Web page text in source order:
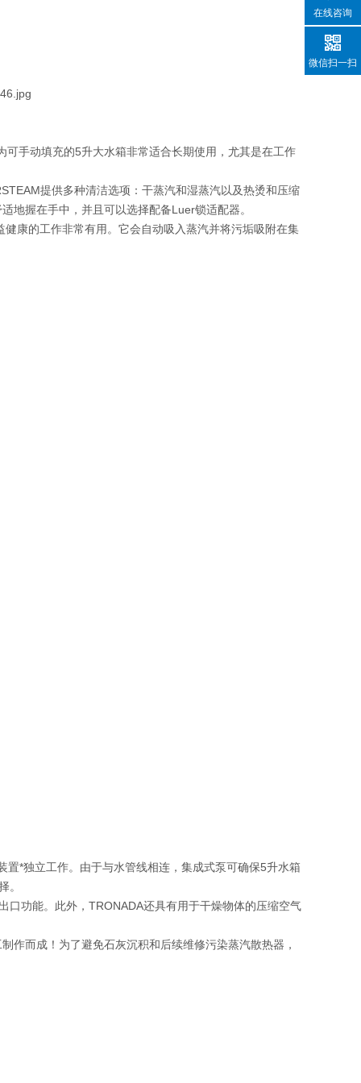
手动填充的5升大水箱非常适合长期使用，尤其是在工作
提供多种清洁选项：干蒸汽和湿蒸汽以及热烫和压缩
地握在手中，并且可以选择配备Luer锁适配器。
康的工作非常有用。它会自动吸入蒸汽并将污垢吸附在集
*独立工作。由于与水管线相连，集成式泵可确保5升水箱
。
口功能。此外，TRONADA还具有用于干燥物体的压缩空气
作而成！为了避免石灰沉积和后续维修污染蒸汽散热器，
在线咨询
微信扫一扫